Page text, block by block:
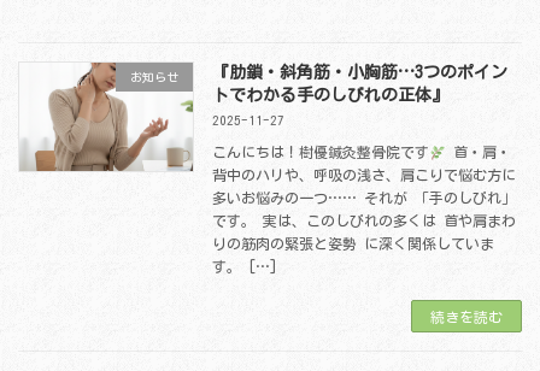
お知らせ
『肋鎖・斜角筋・小胸筋…3つのポイン
トでわかる手のしびれの正体』
2025-11-27
こんにちは！樹優鍼灸整骨院です
首・肩・
背中のハリや、呼吸の浅さ、肩こりで悩む方に
多いお悩みの一つ…… それが 「手のしびれ」
です。 実は、このしびれの多くは 首や肩まわ
りの筋肉の緊張と姿勢 に深く関係していま
す。 […]
続きを読む